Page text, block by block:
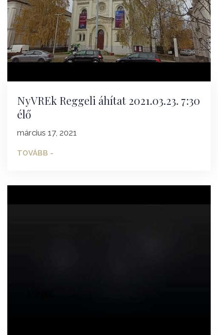
NyVREk Reggeli áhítat 2021.03.23. 7:30
élő
március 17, 2021
TOVÁBB -